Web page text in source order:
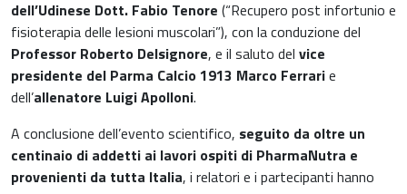
Medicina Interna, Geriatria e Reumatologia
Nutrizione e Metabolismo
Ortopedia e Traumatologia
Pediatria
Muscoli e articolazioni
News & Eventi
Prodotti oftalmici
dell’Udinese Dott. Fabio Tenore (“Recupero post infortunio e
fisioterapia delle lesioni muscolari”), con la conduzione del
Professor Roberto Delsignore, e il saluto del vice
presidente del Parma Calcio 1913 Marco Ferrarie
dell’allenatore Luigi Apolloni.
A conclusione dell’evento scientifico, seguito da oltre un
centinaio di addetti ai lavori ospiti di PharmaNutra e
provenienti da tutta Italia, i relatori e i partecipanti hanno